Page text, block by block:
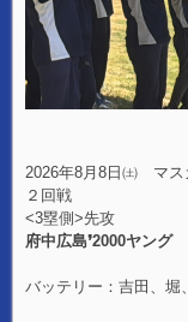
2026年8月8日㈯ マス
２回戦
<3塁側>先
府中広島❜2000ヤン
バッテリー：吉田、